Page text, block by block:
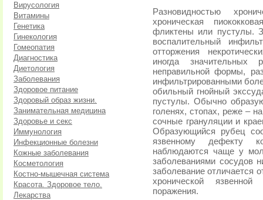
Вирусология
Витамины
Генетика
Гинекология
Гомеопатия
Диагностика
Диетология
Заболевания
Здоровое питание
Здоровый образ жизни.
Занимательная медицина
Здоровье и секс
Иммунология
Инфекционные болезни
Кожные заболевания
Косметология
Костно-мышечная система
Красота. Здоровое тело.
Лекарства
Разновидностью
хроническая
фликтены или пустулы.
воспалительный
отторжения
иногда
неправильной формы,
инфильтрированными
обильный гнойный
пустулы. Обычно
голенях, стопах, реже –
сочные грануляции и
Образующийся рубец
язвенному дефекту
наблюдаются чаще у
заболеваниями сосудов
заболевание отличается
хронической
поражения.